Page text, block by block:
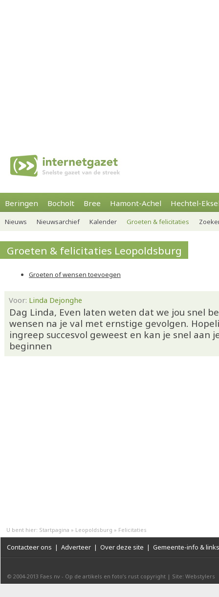
Beringen Bocholt Bree Hamont-Achel Hechtel-
Nieuws Nieuwsarchief Kalender Groeten & felicitaties
Groeten & felicitaties Leopoldsburg
Groeten of wensen toevoegen
Voor: Linda Dejonghe
Dag Linda, Even laten weten dat we jou snel
wensen na je val met ernstige gevolgen.
ingreep succesvol geweest en kan je snel aan
beginnen
U bent hier: Startpagina » Leopoldsburg » Felicitaties
Contacteer ons | Adverteer | Over deze site | Gemeente-info & links
© 2004-2013 Faes nv - Op de artikels en foto’s rust copyright | Site: Webstylers